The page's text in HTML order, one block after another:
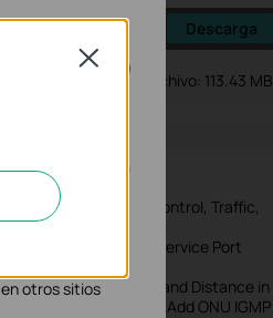
Descarga
Tamaño de Archivo: 113.43 MB
Server Series
QOS BandWidthControl, Traffic,
Proxy function; Add Service Port
Deactivate Reason, and Distance in
Access function; Add ONU IGMP
Close
de mejorar y
otros sitios